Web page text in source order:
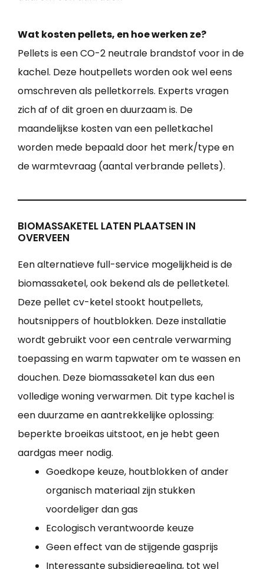
Wat kosten pellets, en hoe werken ze?
Pellets is een CO-2 neutrale brandstof voor in de
kachel. Deze houtpellets worden ook wel eens
omschreven als pelletkorrels. Experts vragen
zich af of dit groen en duurzaam is. De
maandelijkse kosten van een pelletkachel
worden mede bepaald door het merk/type en
de warmtevraag (aantal verbrande pellets).
BIOMASSAKETEL LATEN PLAATSEN IN
OVERVEEN
Een alternatieve full-service mogelijkheid is de
biomassaketel, ook bekend als de pelletketel.
Deze pellet cv-ketel stookt houtpellets,
houtsnippers of houtblokken. Deze installatie
wordt gebruikt voor een centrale verwarming
toepassing en warm tapwater om te wassen en
douchen. Deze biomassaketel kan dus een
volledige woning verwarmen. Dit type kachel is
een duurzame en aantrekkelijke oplossing:
beperkte broeikas uitstoot, en je hebt geen
aardgas meer nodig.
Goedkope keuze, houtblokken of ander
organisch materiaal zijn stukken
voordeliger dan gas
Ecologisch verantwoorde keuze
Geen effect van de stijgende gasprijs
Interessante subsidieregeling, tot wel